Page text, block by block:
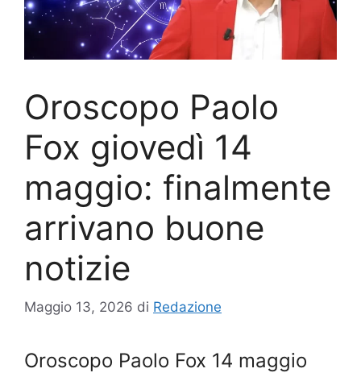
Oroscopo Paolo
Fox giovedì 14
maggio: finalmente
arrivano buone
notizie
Maggio 13, 2026 di Redazione
Oroscopo Paolo Fox 14 maggio